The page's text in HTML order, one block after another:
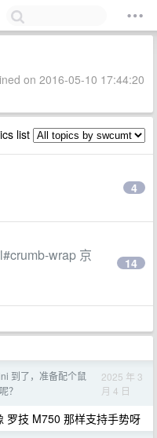
on 2016-05-10 17:44:20
list
4
wrap 京
14
到了，准备配个鼠
？
2025 年 3
月 4 日
罗技 M750 那样支持手势呀